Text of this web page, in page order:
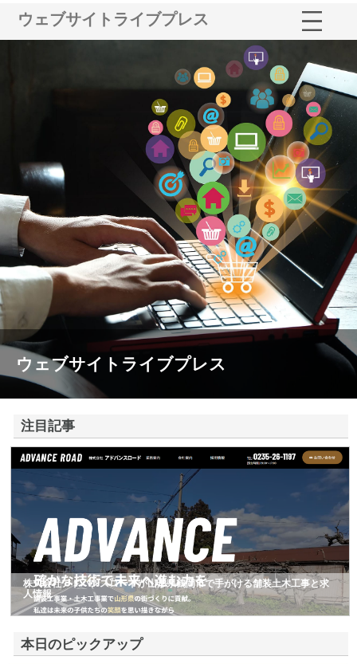
ウェブサイトライブプレス
ウェブサイトライブプレス
注目記事
株式会社アドバンスロードが山形県鶴岡市で手がける舗装土木工事と求
人情報
本日のピックアップ